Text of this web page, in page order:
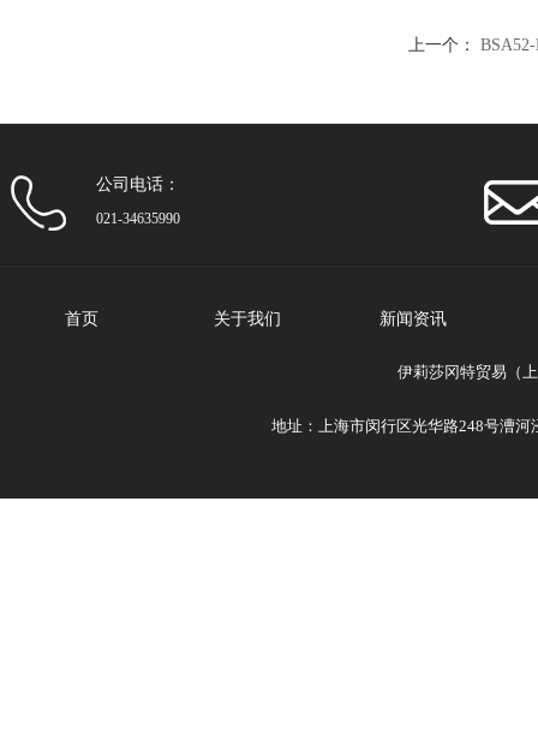
上一个：
公司电话：
021-34635990
首页 关于我们 新闻资讯
伊莉莎冈特贸易（
地址：上海市闵行区光华路248号漕